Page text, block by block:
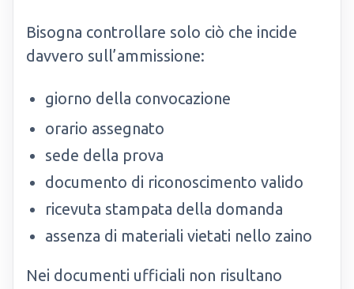
Bisogna controllare solo ciò che incide
davvero sull’ammissione:
giorno della convocazione
orario assegnato
sede della prova
documento di riconoscimento valido
ricevuta stampata della domanda
assenza di materiali vietati nello zaino
Nei documenti ufficiali non risultano